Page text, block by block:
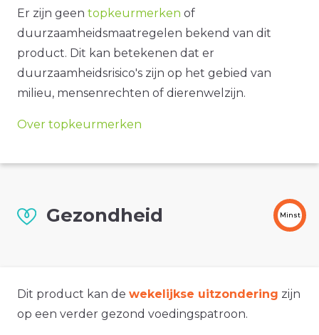
Er zijn geen topkeurmerken of
duurzaamheidsmaatregelen bekend van dit
product. Dit kan betekenen dat er
duurzaamheidsrisico's zijn op het gebied van
milieu, mensenrechten of dierenwelzijn.
Over topkeurmerken
Gezondheid Minst
Dit product kan de wekelijkse uitzondering zijn
op een verder gezond voedingspatroon.